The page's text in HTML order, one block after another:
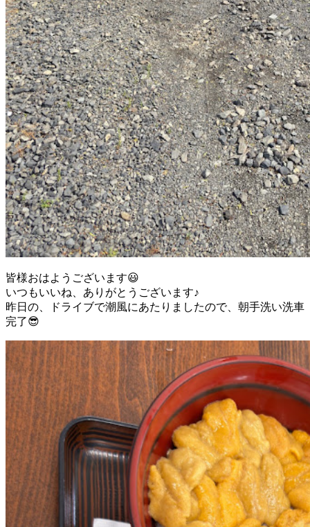
皆様おはようございます😃
いつもいいね、ありがとうございます♪
昨日の、ドライブで潮風にあたりましたので、朝手洗い洗車
完了😎